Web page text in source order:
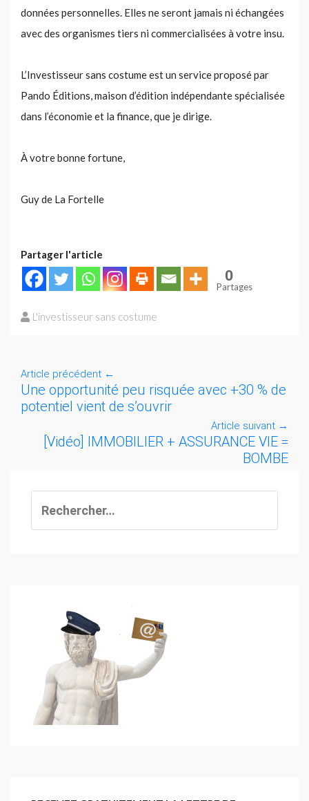
données personnelles. Elles ne seront jamais ni échangées
avec des organismes tiers ni commercialisées à votre insu.
L’Investisseur sans costume est un service proposé par
Pando Éditions, maison d’édition indépendante spécialisée
dans l’économie et la finance, que je dirige.
À votre bonne fortune,
Guy de La Fortelle
Partager l'article
0
Partages
L'investisseur sans costume
Article précédent ←
Une opportunité peu risquée avec +30 % de
potentiel vient de s’ouvrir
Article suivant →
[Vidéo] IMMOBILIER + ASSURANCE VIE =
BOMBE